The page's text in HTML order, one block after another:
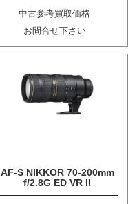
中古参考買取価格
お問合せ下さい
AF-S NIKKOR 70-200mm
f/2.8G ED VR II